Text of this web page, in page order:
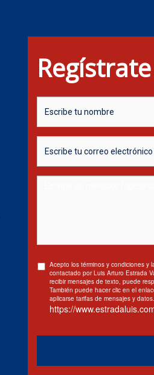
Acepto los términos y condiciones y
contactado por Luis Arturo Estrada
recibir mensajes de texto, puede
También puede hacer clic en el
aplicarse tarifas de mensajes y
https://